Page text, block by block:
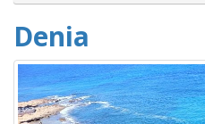
Denia